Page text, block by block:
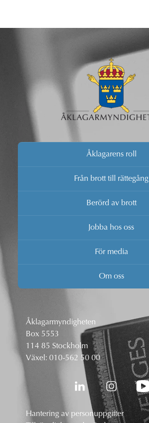
Åklagarens roll
Från brott till rättegång
Berörd av brott
Jobba hos oss
För media
Om oss
Åklagarmyndigheten
Box 5553
114 85 Stockholm
Växel: 010-562 50 00
Hantering av personuppgifter